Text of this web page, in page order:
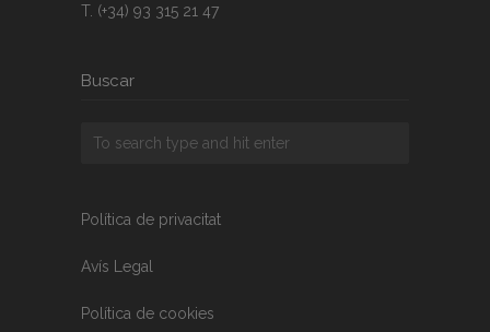
T. (+34) 93 315 21 47
Buscar
Política de privacitat
Avís Legal
Política de cookies